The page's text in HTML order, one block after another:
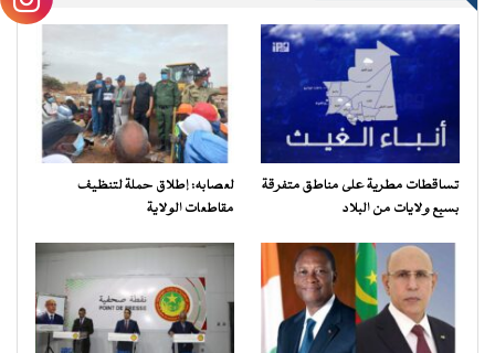
تساقطات مطرية على مناطق متفرقة
بسبع ولايات من البلاد
لعصابه: إطلاق حملة لتنظيف
مقاطعات الولاية